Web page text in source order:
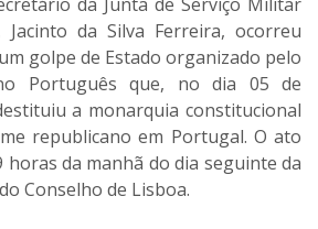
Jacinto da Silva Ferreira, ocorreu
golpe de Estado organizado pelo
Português que, no dia 05 de
a monarquia constitucional
republicano em Portugal. O ato
da manhã do dia seguinte da
Conselho de Lisboa.